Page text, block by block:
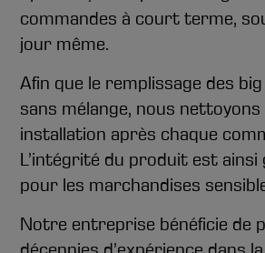
commandes à court terme,
jour même.
Afin que le remplissage des big
sans mélange, nous nettoyons
installation après chaque
L’intégrité du produit est ainsi
pour les marchandises
Notre entreprise bénéficie de